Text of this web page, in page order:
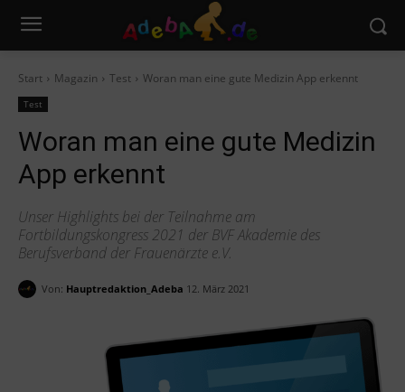
Start Magazin Test Woran man eine gute Medizin App erkennt
Test
Woran man eine gute Medizin
App erkennt
Unser Highlights bei der Teilnahme am
Fortbildungskongress 2021 der BVF Akademie des
Berufsverband der Frauenärzte e.V.
Von: Hauptredaktion_Adeba 12. März 2021